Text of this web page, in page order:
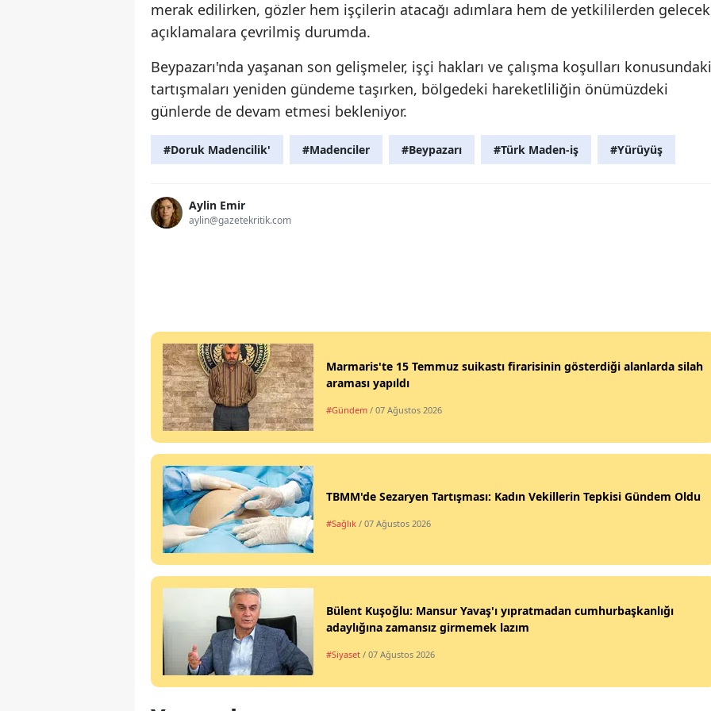
merak edilirken, gözler hem işçilerin atacağı adımlara hem de yetkililerden gelecek
açıklamalara çevrilmiş durumda.
Beypazarı'nda yaşanan son gelişmeler, işçi hakları ve çalışma koşulları konusundaki
tartışmaları yeniden gündeme taşırken, bölgedeki hareketliliğin önümüzdeki
günlerde de devam etmesi bekleniyor.
#Doruk Madencilik' #Madenciler #Beypazarı #Türk Maden-iş #Yürüyüş
Aylin Emir
aylin@gazetekritik.com
Marmaris'te 15 Temmuz suikastı firarisinin gösterdiği alanlarda silah
araması yapıldı
#Gündem / 07 Ağustos 2026
TBMM'de Sezaryen Tartışması: Kadın Vekillerin Tepkisi Gündem Oldu
#Sağlık / 07 Ağustos 2026
Bülent Kuşoğlu: Mansur Yavaş'ı yıpratmadan cumhurbaşkanlığı
adaylığına zamansız girmemek lazım
#Siyaset / 07 Ağustos 2026